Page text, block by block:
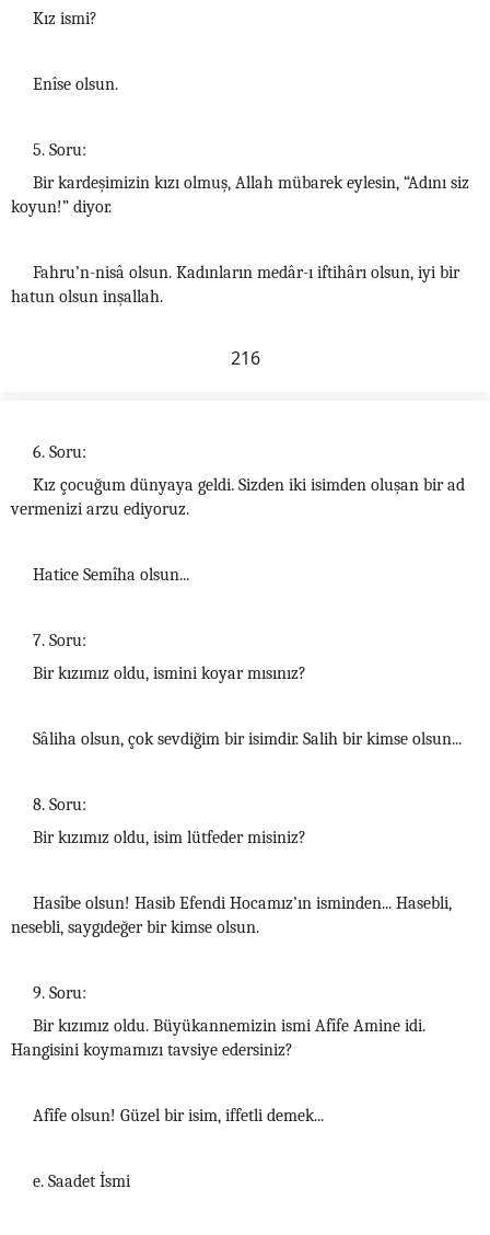
Kız ismi?
Enîse olsun.
5. Soru:
Bir kardeşimizin kızı olmuş, Allah mübarek eylesin, “Adını siz
koyun!” diyor.
Fahru’n-nisâ olsun. Kadınların medâr-ı iftihârı olsun, iyi bir
hatun olsun inşallah.
216
6. Soru:
Kız çocuğum dünyaya geldi. Sizden iki isimden oluşan bir ad
vermenizi arzu ediyoruz.
Hatice Semîha olsun...
7. Soru:
Bir kızımız oldu, ismini koyar mısınız?
Sâliha olsun, çok sevdiğim bir isimdir. Salih bir kimse olsun...
8. Soru:
Bir kızımız oldu, isim lütfeder misiniz?
Hasîbe olsun! Hasib Efendi Hocamız’ın isminden... Hasebli,
nesebli, saygıdeğer bir kimse olsun.
9. Soru:
Bir kızımız oldu. Büyükannemizin ismi Afîfe Amine idi.
Hangisini koymamızı tavsiye edersiniz?
Afîfe olsun! Güzel bir isim, iffetli demek...
e. Saadet İsmi